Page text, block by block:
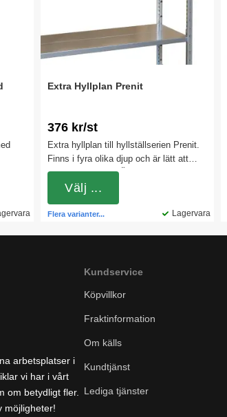
Extra Hyllplan Prenit
376 kr/st
Extra hyllplan till hyllställserien Prenit.
Finns i fyra olika djup och är lätt att
komplettera med. Önskas ett ännu
större djup välj gärna serien XL-Prenit.
Lagervara
Flera varianter...
Välj ...
arbetsplatser i
vi har i vårt
om betydligt fler.
möjligheter!
Kundservice
Köpvillkor
Fraktinformation
Om källs
Kundtjänst
Lediga tjänster